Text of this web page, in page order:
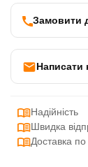
Замовити
Написати
Надійність
Швидка
Доставка по